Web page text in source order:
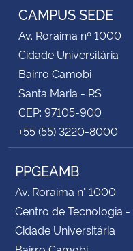
Secretaria de Governo
Banco Central do Brasil
CAMPUS SEDE
Av. Roraima nº 1000
Cidade Universitária
Bairro Camobi
Santa Maria - RS
CEP: 97105-900
+55 (55) 3220-8000
PPGEAMB
Av. Roraima n° 1000
Centro de Tecnologia -
Cidade Universitária